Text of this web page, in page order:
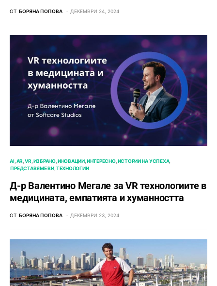
ОТ БОРЯНА ПОПОВА ДЕКЕМВРИ 24, 2024
AI AR VR ИЗБРАНО ИНОВАЦИИ ИНТЕРЕСНО ИСТОРИИ НА УСПЕХА
ПРЕДСТАВЯМЕ ВИ ТЕХНОЛОГИИ
Д-р Валентино Мегале за VR технологиите в
медицината, емпатията и хуманността
ОТ БОРЯНА ПОПОВА ДЕКЕМВРИ 23, 2024